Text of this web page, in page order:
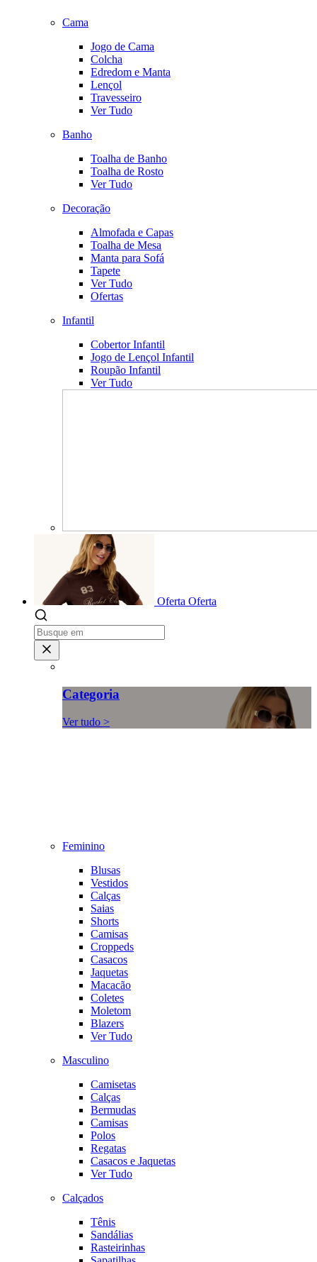
Cama
Jogo de Cama
Colcha
Edredom e Manta
Lençol
Travesseiro
Ver Tudo
Banho
Toalha de Banho
Toalha de Rosto
Ver Tudo
Decoração
Almofada e Capas
Toalha de Mesa
Manta para Sofá
Tapete
Ver Tudo
Ofertas
Infantil
Cobertor Infantil
Jogo de Lençol Infantil
Roupão Infantil
Ver Tudo
Oferta Oferta
Categoria
Ver tudo >
Feminino
Blusas
Vestidos
Calças
Saias
Shorts
Camisas
Croppeds
Casacos
Jaquetas
Macacão
Coletes
Moletom
Blazers
Ver Tudo
Masculino
Camisetas
Calças
Bermudas
Camisas
Polos
Regatas
Casacos e Jaquetas
Ver Tudo
Calçados
Tênis
Sandálias
Rasteirinhas